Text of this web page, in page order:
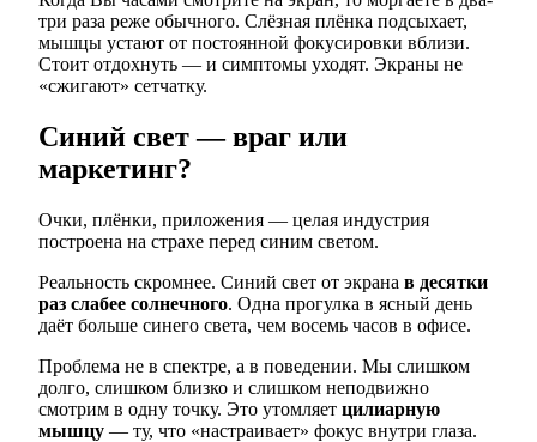
три раза реже обычного. Слёзная плёнка подсыхает,
мышцы устают от постоянной фокусировки вблизи.
Стоит отдохнуть — и симптомы уходят. Экраны не
«сжигают» сетчатку.
Синий свет — враг или
маркетинг?
Очки, плёнки, приложения — целая индустрия
построена на страхе перед синим светом.
Реальность скромнее. Синий свет от экрана в десятки
раз слабее солнечного. Одна прогулка в ясный день
даёт больше синего света, чем восемь часов в офисе.
Проблема не в спектре, а в поведении. Мы слишком
долго, слишком близко и слишком неподвижно
смотрим в одну точку. Это утомляет цилиарную
мышцу — ту, что «настраивает» фокус внутри глаза.